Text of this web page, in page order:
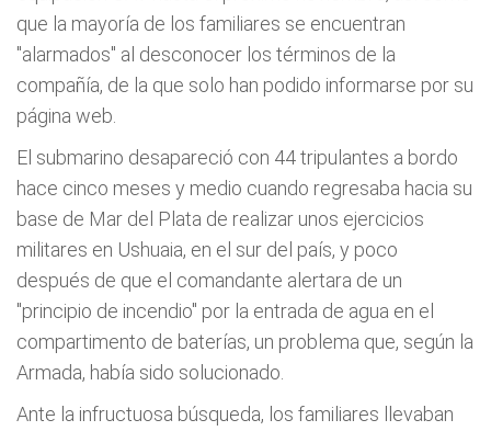
que la mayoría de los familiares se encuentran
"alarmados" al desconocer los términos de la
compañía, de la que solo han podido informarse por su
página web.
El submarino desapareció con 44 tripulantes a bordo
hace cinco meses y medio cuando regresaba hacia su
base de Mar del Plata de realizar unos ejercicios
militares en Ushuaia, en el sur del país, y poco
después de que el comandante alertara de un
"principio de incendio" por la entrada de agua en el
compartimento de baterías, un problema que, según la
Armada, había sido solucionado.
Ante la infructuosa búsqueda, los familiares llevaban